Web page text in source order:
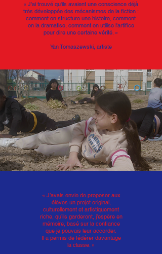
« J'ai trouvé qu'ils avaient une conscience déjà
très développée des mécanismes de la fiction :
comment on structure une histoire, comment
on la dramatise, comment on utilise l'artifice
pour dire une certaine vérité. »
Yan Tomaszewski, artiste
« J’avais envie de proposer aux
élèves un projet original,
culturellement et artistiquement
riche, qu’ils garderont, j’espère en
mémoire, basé sur la confiance
que je pouvais leur accorder.
Il a permis de fédérer davantage
la classe. »